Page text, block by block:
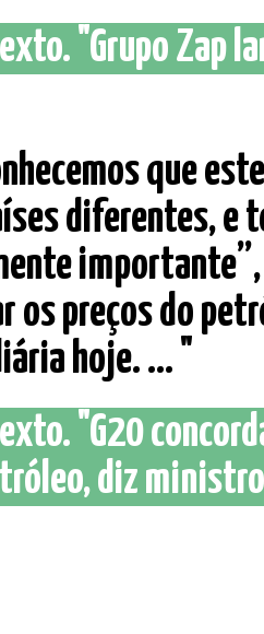
"Grupo Zap
que
diferentes, e
importante”,
os preços do
hoje. ... "
"G20
diz